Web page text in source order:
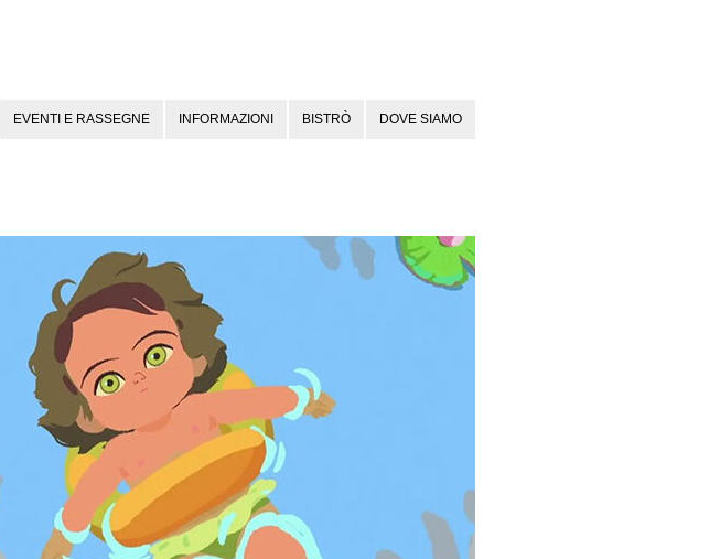
EVENTI E RASSEGNE INFORMAZIONI BISTRÒ DOVE SIAMO